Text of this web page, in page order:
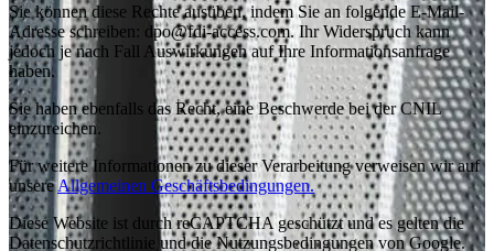
Sie können diese Rechte ausüben, indem Sie an folgende E-Mail-
Adresse schreiben: dpo@fdi-access.com. Ihr Widerspruch kann
jedoch je nach Fall Auswirkungen auf Ihre Informationsanfrage
haben.
Sie haben ebenfalls das Recht, eine Beschwerde bei der CNIL
einzureichen.
Für weitere Informationen zu dieser Verarbeitung verweisen wir auf
unsereAllgemeinen Geschäftsbedingungen.
Diese Website ist durch reCAPTCHA geschützt und es gelten die
Datenschutzrichtlinie und die Nutzungsbedingungen von Google.